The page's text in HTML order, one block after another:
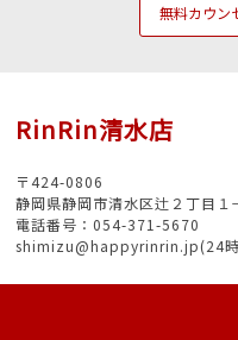
無料カウン
RinRin清水店
〒424-0806
静岡県静岡市清水区辻２丁目
電話番号：054-371-5670
shimizu@happyrinrin.jp(24時